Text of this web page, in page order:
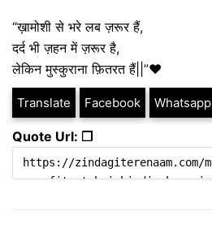
“ख़ामोशी से भरे लब ज़रूर हैं,
दर्द भी ज़हन में ज़रूर है,
लेकिन मुस्कुराना फ़ितरत हैं||”❤️
Translate Facebook Whatsapp
Quote Url: ❐